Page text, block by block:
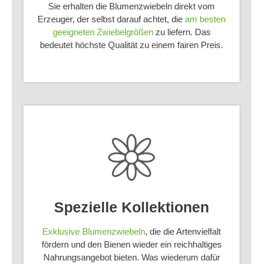
Sie erhalten die Blumenzwiebeln direkt vom
Erzeuger, der selbst darauf achtet, die am besten
geeigneten Zwiebelgrößenzu liefern. Das
bedeutet höchste Qualität zu einem fairen Preis.
Spezielle Kollektionen
Exklusive Blumenzwiebeln, die die Artenvielfalt
fördern und den Bienen wieder ein reichhaltiges
Nahrungsangebot bieten. Was wiederum dafür